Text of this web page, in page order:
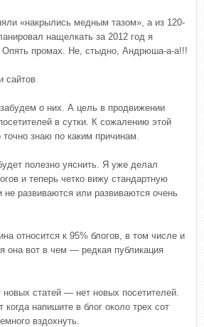
«накрылись медным тазом», а из 120-
нащелкать за 2012 год я
Опять промах. Не, стыдно, Андрюша-а-а!!!
сайтов
о них. А цель в продвижении
в сутки. К сожалению этой
точно знаю по каким причинам.
полезно уяснить. Я уже делал
и теперь четко вижу стандартную
не развиваются или развиваются очень
относится к 95% блогов, в том числе и
она вот в чем — редкая публикация
новых статей — нет новых посетителей.
напишите в блог около трех сот
вздохнуть.